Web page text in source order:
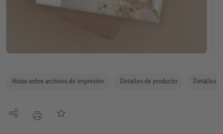
Notas sobre archivos de impresión Detalles de producto Detalles
CompartirimprimirAñadir a lista de favoritos